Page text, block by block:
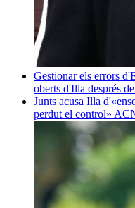
Gestionar els errors
oberts d'Illa després
Junts acusa Illa
perdut el control»